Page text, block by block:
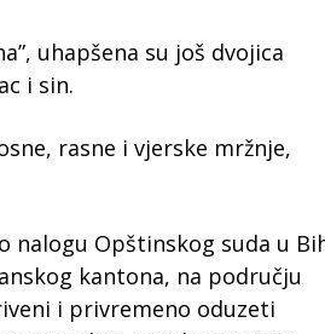
uhapšena su još dvojica
i sin.
rasne i vjerske mržnje,
nalogu Opštinskog suda u
kantona, na području
i privremeno oduzeti